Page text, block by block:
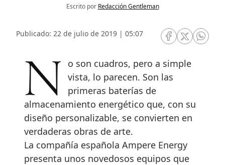
Escrito por Redacción Gentleman
Publicado: 22 de julio de 2019 | 05:07
RRSS Facebook
RRSSRRSS
No son cuadros, pero a simple
vista, lo parecen. Son las
primeras baterías de
almacenamiento energético que, con su
diseño personalizable, se convierten en
verdaderas obras de arte.
La compañía española Ampere Energy
presenta unos novedosos equipos que